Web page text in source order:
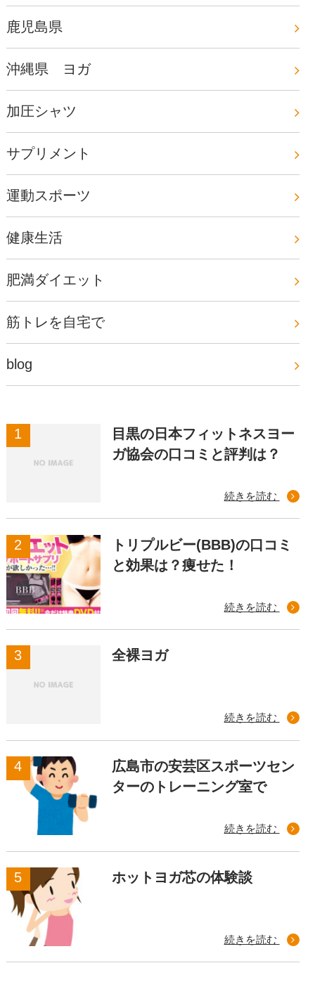
鹿児島県
沖縄県 ヨガ
加圧シャツ
サプリメント
運動スポーツ
健康生活
肥満ダイエット
筋トレを自宅で
blog
目黒の日本フィットネスヨー
ガ協会の口コミと評判は？
続きを読む
トリプルビー(BBB)の口コミ
と効果は？痩せた！
続きを読む
全裸ヨガ
続きを読む
広島市の安芸区スポーツセン
ターのトレーニング室で
続きを読む
ホットヨガ芯の体験談
続きを読む